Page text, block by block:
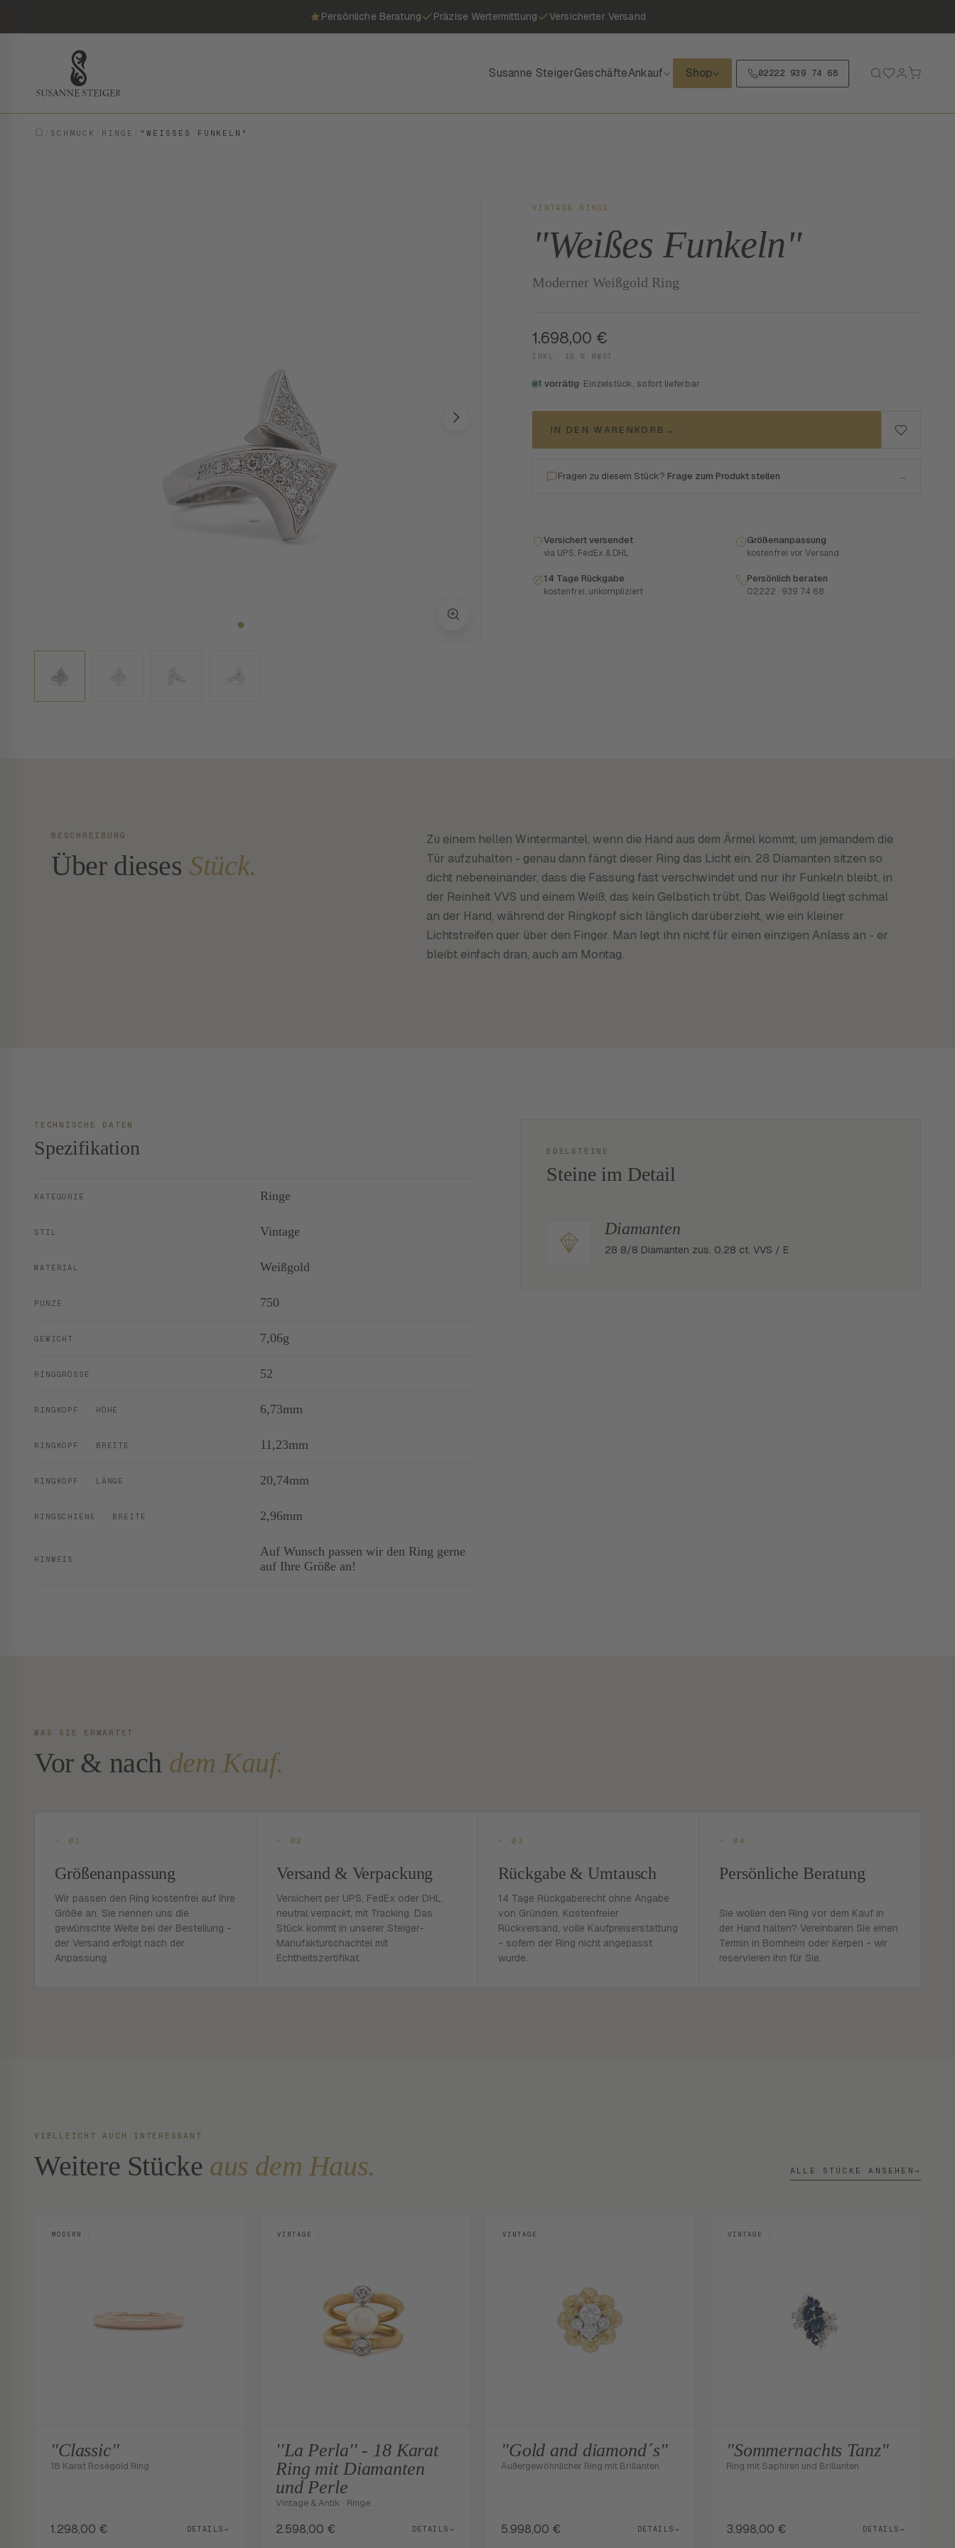
Persönliche Beratung Präzise Wertermittlung Versicherter Versand
Susanne SteigerGeschäfteAnkauf Shop 02222 939 74 68
SCHMUCK RINGE "WEISSES FUNKELN"
VINTAGE RINGE
"Weißes Funkeln"
Moderner Weißgold Ring
1.698,00 €
INKL. 19 % MWST.
1 vorrätig· Einzelstück, sofort lieferbar
IN DEN WARENKORB →
Fragen zu diesem Stück? Frage zum Produkt stellen →
Versichert versendet
via UPS, FedEx & DHL
Größenanpassung
kostenfrei vor Versand
14 Tage Rückgabe
kostenfrei, unkompliziert
Persönlich beraten
02222 · 939 74 68
BESCHREIBUNG
Über dieses Stück.
Zu einem hellen Wintermantel, wenn die Hand aus dem Ärmel kommt, um jemandem die
Tür aufzuhalten - genau dann fängt dieser Ring das Licht ein. 28 Diamanten sitzen so
dicht nebeneinander, dass die Fassung fast verschwindet und nur ihr Funkeln bleibt, in
der Reinheit VVS und einem Weiß, das kein Gelbstich trübt. Das Weißgold liegt schmal
an der Hand, während der Ringkopf sich länglich darüberzieht, wie ein kleiner
Lichtstreifen quer über den Finger. Man legt ihn nicht für einen einzigen Anlass an - er
bleibt einfach dran, auch am Montag.
TECHNISCHE DATEN
Spezifikation
KATEGORIE Ringe
STIL Vintage
MATERIAL Weißgold
PUNZE 750
GEWICHT 7,06g
RINGGRÖSSE 52
RINGKOPF · HÖHE 6,73mm
RINGKOPF · BREITE 11,23mm
RINGKOPF · LÄNGE 20,74mm
RINGSCHIENE · BREITE 2,96mm
HINWEIS
Auf Wunsch passen wir den Ring gerne
auf Ihre Größe an!
EDELSTEINE
Steine im Detail
Diamanten
28 8/8 Diamanten zus. 0.28 ct. VVS / E
WAS SIE ERWARTET
Vor & nach dem Kauf.
- 01
Größenanpassung
Wir passen den Ring kostenfrei auf Ihre
Größe an. Sie nennen uns die
gewünschte Weite bei der Bestellung -
der Versand erfolgt nach der
Anpassung.
- 02
Versand & Verpackung
Versichert per UPS, FedEx oder DHL,
neutral verpackt, mit Tracking. Das
Stück kommt in unserer Steiger-
Manufakturschachtel mit
Echtheitszertifikat.
- 03
Rückgabe & Umtausch
14 Tage Rückgaberecht ohne Angabe
von Gründen. Kostenfreier
Rückversand, volle Kaufpreiserstattung
- sofern der Ring nicht angepasst
wurde.
- 04
Persönliche Beratung
Sie wollen den Ring vor dem Kauf in
der Hand halten? Vereinbaren Sie einen
Termin in Bornheim oder Kerpen - wir
reservieren ihn für Sie.
VIELLEICHT AUCH INTERESSANT
Weitere Stücke aus dem Haus. ALLE STÜCKE ANSEHEN →
MODERN
"Classic"
18 Karat Roségold Ring
1.298,00 € DETAILS→
VINTAGE
''La Perla'' - 18 Karat
Ring mit Diamanten
und Perle
Vintage & Antik · Ringe
2.598,00 € DETAILS→
VINTAGE
"Gold and diamond´s"
Außergewöhnlicher Ring mit Brillanten
5.998,00 € DETAILS→
VINTAGE
"Sommernachts Tanz"
Ring mit Saphiren und Brillanten
3.998,00 € DETAILS→